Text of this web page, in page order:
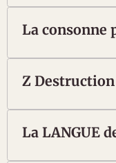
La consonne
Z
La LANGUE